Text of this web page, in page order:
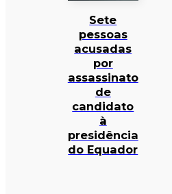
Sete
pessoas
acusadas
por
assassinato
de
candidato
à
presidência
do Equador